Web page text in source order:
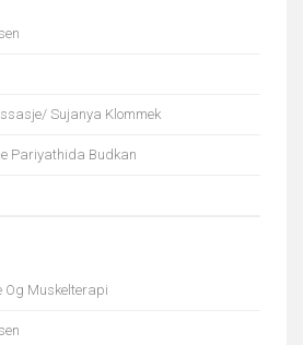
Sujanya Klommek
Pariyathida Budkan
Og Muskelterapi